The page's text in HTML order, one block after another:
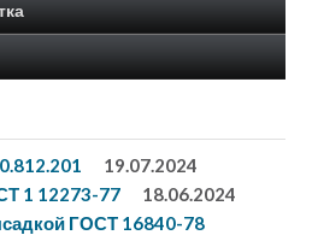
19.07.2024
1 12273-77
18.06.2024
ГОСТ 16840-78